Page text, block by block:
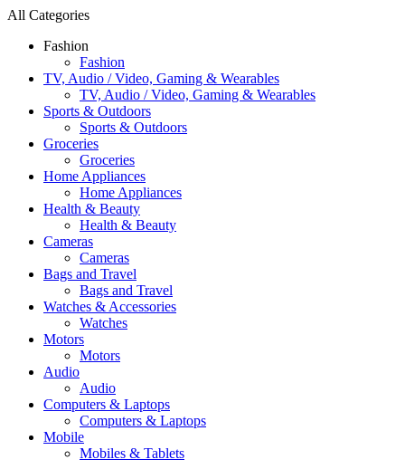
All Categories
Fashion
Fashion
TV, Audio / Video, Gaming & Wearables
TV, Audio / Video, Gaming & Wearables
Sports & Outdoors
Sports & Outdoors
Groceries
Groceries
Home Appliances
Home Appliances
Health & Beauty
Health & Beauty
Cameras
Cameras
Bags and Travel
Bags and Travel
Watches & Accessories
Watches
Motors
Motors
Audio
Audio
Computers & Laptops
Computers & Laptops
Mobile
Mobiles & Tablets